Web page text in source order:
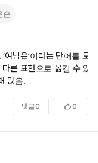
순
남은’이라는 단어를 도
른 표현으로 옮길 수 있
많음.
댓글0 0